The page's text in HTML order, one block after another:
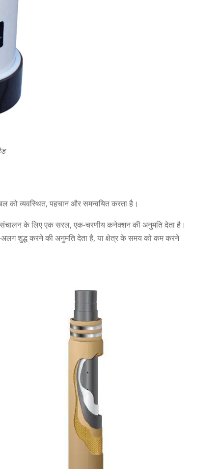
को व्यवस्थित, पहचान और समन्वयित करता है।
संचालन के लिए एक सरल, एक-चरणीय कनेक्शन की अनुमति देता है।
अलग शुद्ध करने की अनुमति देता है, या क्षेत्र के समय को कम करने